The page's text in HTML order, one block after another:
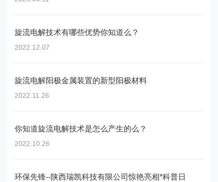
旋流电解技术有哪些优势你知道么？
2022.12.07
旋流电解阳极金属装置的新型阳极材料
2022.11.26
你知道旋流电解技术是怎么产生的么？
2022.10.26
环保先锋--陕西瑞凯科技有限公司惊艳亮相*科普日